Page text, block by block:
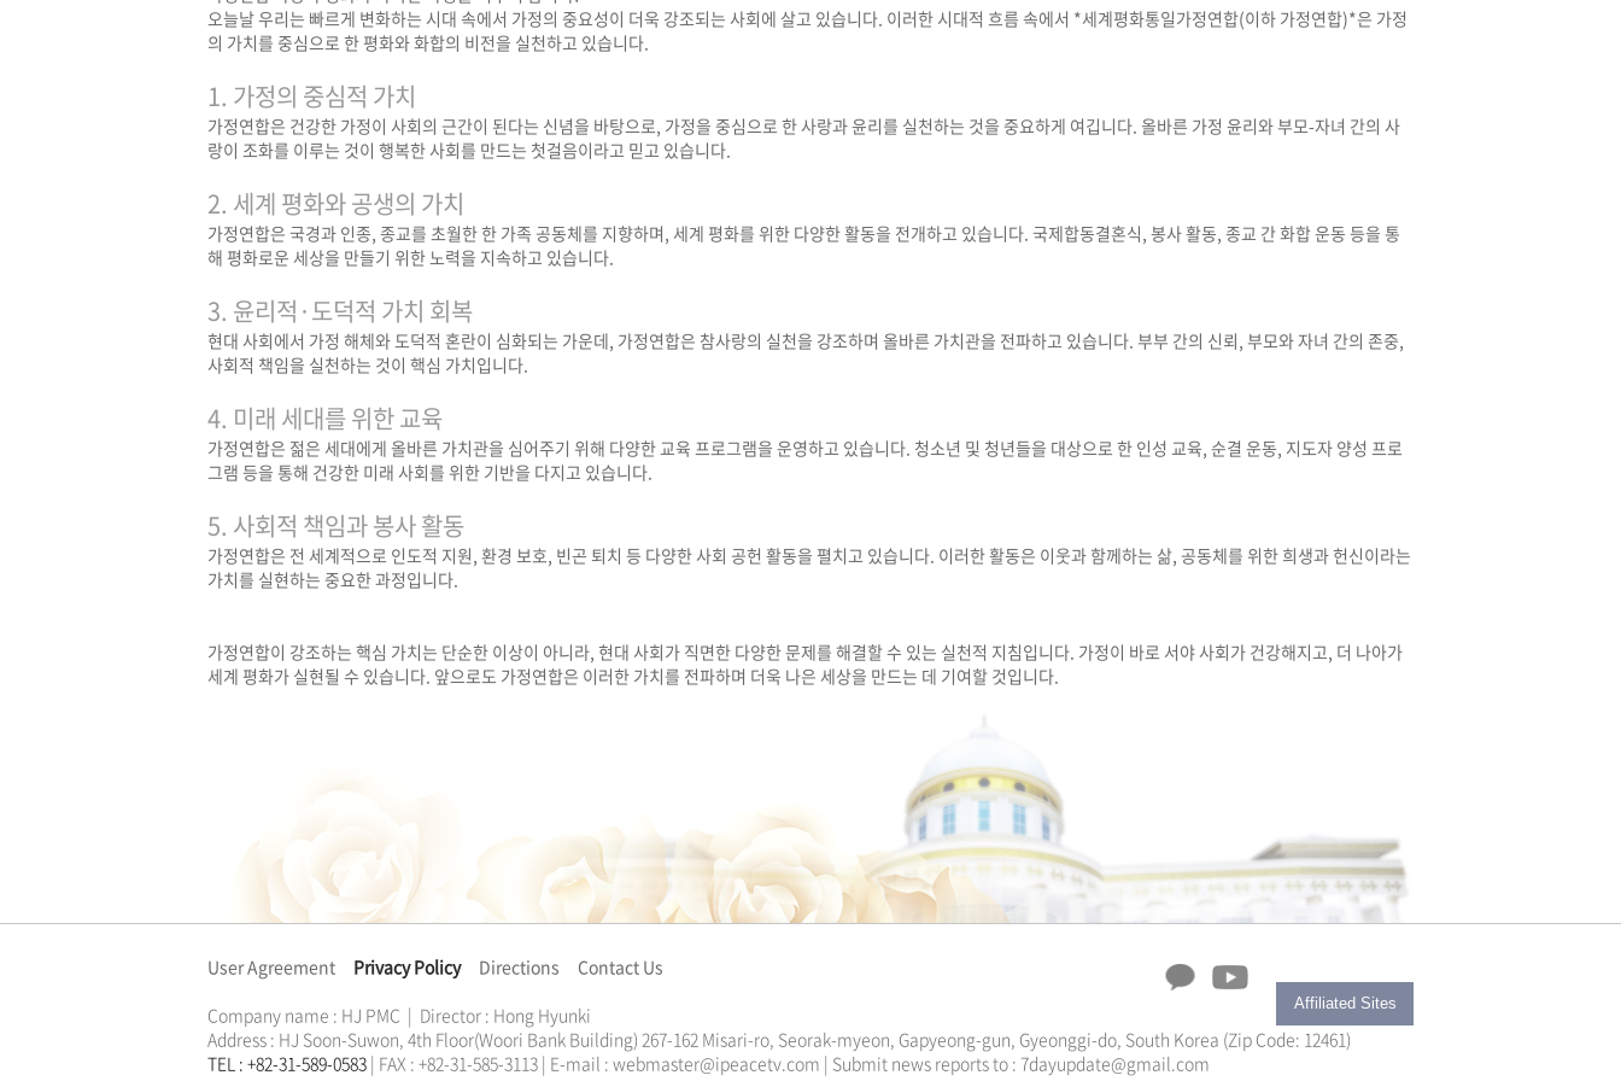
오늘날 우리는 빠르게 변화하는 시대 속에서 가정의 중요성이 더욱 강조되는 사회에 살고 있습니다. 이러한 시대적 흐름 속에서 *세계평화통일가정연합(이하 가정연합)*은 가정
의 가치를 중심으로 한 평화와 화합의 비전을 실천하고 있습니다.
1. 가정의 중심적 가치
가정연합은 건강한 가정이 사회의 근간이 된다는 신념을 바탕으로, 가정을 중심으로 한 사랑과 윤리를 실천하는 것을 중요하게 여깁니다. 올바른 가정 윤리와 부모-자녀 간의 사
랑이 조화를 이루는 것이 행복한 사회를 만드는 첫걸음이라고 믿고 있습니다.
2. 세계 평화와 공생의 가치
가정연합은 국경과 인종, 종교를 초월한 한 가족 공동체를 지향하며, 세계 평화를 위한 다양한 활동을 전개하고 있습니다. 국제합동결혼식, 봉사 활동, 종교 간 화합 운동 등을 통
해 평화로운 세상을 만들기 위한 노력을 지속하고 있습니다.
3. 윤리적·도덕적 가치 회복
현대 사회에서 가정 해체와 도덕적 혼란이 심화되는 가운데, 가정연합은 참사랑의 실천을 강조하며 올바른 가치관을 전파하고 있습니다. 부부 간의 신뢰, 부모와 자녀 간의 존중,
사회적 책임을 실천하는 것이 핵심 가치입니다.
4. 미래 세대를 위한 교육
가정연합은 젊은 세대에게 올바른 가치관을 심어주기 위해 다양한 교육 프로그램을 운영하고 있습니다. 청소년 및 청년들을 대상으로 한 인성 교육, 순결 운동, 지도자 양성 프로
그램 등을 통해 건강한 미래 사회를 위한 기반을 다지고 있습니다.
5. 사회적 책임과 봉사 활동
가정연합은 전 세계적으로 인도적 지원, 환경 보호, 빈곤 퇴치 등 다양한 사회 공헌 활동을 펼치고 있습니다. 이러한 활동은 이웃과 함께하는 삶, 공동체를 위한 희생과 헌신이라는
가치를 실현하는 중요한 과정입니다.
가정연합이 강조하는 핵심 가치는 단순한 이상이 아니라, 현대 사회가 직면한 다양한 문제를 해결할 수 있는 실천적 지침입니다. 가정이 바로 서야 사회가 건강해지고, 더 나아가
세계 평화가 실현될 수 있습니다. 앞으로도 가정연합은 이러한 가치를 전파하며 더욱 나은 세상을 만드는 데 기여할 것입니다.
Affiliated Sites
User Agreement Privacy Policy Directions
Contact Us
Company name : HJ PMC | Director : Hong Hyunki
Address : HJ Soon-Suwon, 4th Floor(Woori Bank Building) 267-162 Misari-ro, Seorak-myeon, Gapyeong-gun, Gyeonggi-do, South Korea (Zip Code: 12461)
TEL : +82-31-589-0583 | FAX : +82-31-585-3113 | E-mail : webmaster@ipeacetv.com | Submit news reports to : 7dayupdate@gmail.com